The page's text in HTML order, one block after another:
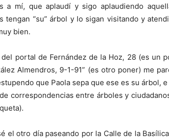
a mí, que aplaudí y sigo aplaudiendo
tengan “su” árbol y lo sigan visitando y
bien.
del portal de Fernández de la Hoz, 28 (es un
Almendros, 9-1-91” (es otro poner) me
que Paola sepa que ese es su árbol,
correspondencias entre árboles y
el otro día paseando por la Calle de la